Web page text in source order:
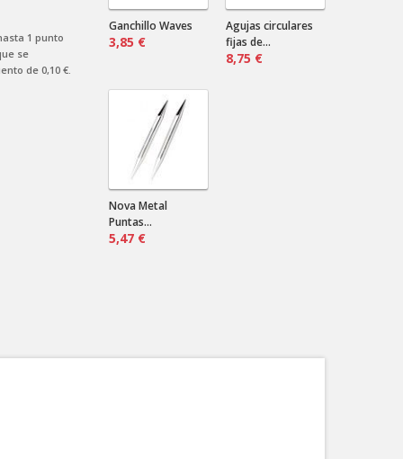
Envían a Uruguay? Que precio sería
por más de un par?
Ganchillo Waves
3,85 €
Agujas circulares
fijas de...
8,75 €
Nova Metal
Puntas...
5,47 €
1 punto
se
de 0,10 €.